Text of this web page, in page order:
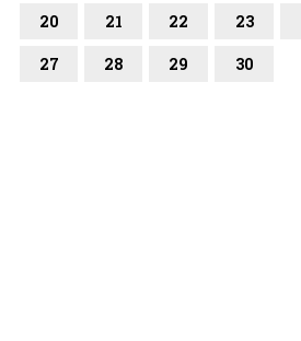
20 21 22 23
27 28 29 30